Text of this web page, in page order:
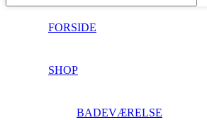
FORSIDE
SHOP
BADEVÆRELSE